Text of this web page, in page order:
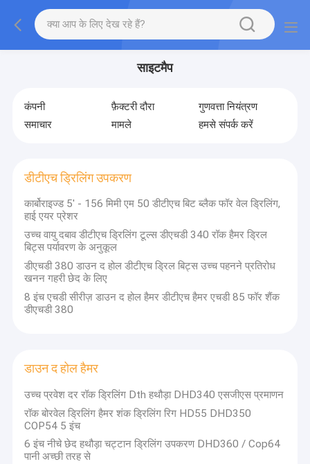
साइटमैप
कंपनी फ़ैक्टरी दौरा
गुणवत्ता नियंत्रण
समाचार
मामले हमसे संपर्क करें
डीटीएच ड्रिलिंग उपकरण
कार्बोराइज्ड 5' - 156 मिमी एम 50 डीटीएच बिट ब्लैक फॉर वेल ड्रिलिंग,
हाई एयर प्रेशर
उच्च वायु दबाव डीटीएच ड्रिलिंग टूल्स डीएचडी 340 रॉक हैमर ड्रिल
बिट्स पर्यावरण के अनुकूल
डीएचडी 380 डाउन द होल डीटीएच ड्रिल बिट्स उच्च पहनने प्रतिरोध
खनन गहरी छेद के लिए
8 इंच एचडी सीरीज़ डाउन द होल हैमर डीटीएच हैमर एचडी 85 फॉर शैंक
डीएचडी 380
डाउन द होल हैमर
उच्च प्रवेश दर रॉक ड्रिलिंग Dth हथौड़ा DHD340 एसजीएस प्रमाणन
रॉक बोरवेल ड्रिलिंग हैमर शंक ड्रिलिंग रिग HD55 DHD350
COP54 5 इंच
6 इंच नीचे छेद हथौड़ा चट्टान ड्रिलिंग उपकरण DHD360 / Cop64
पानी अच्छी तरह से